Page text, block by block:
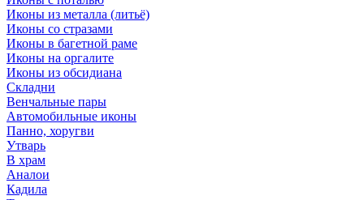
Иконы из металла (литьё)
Иконы со стразами
Иконы в багетной раме
Иконы на оргалите
Иконы из обсидиана
Складни
Венчальные пары
Автомобильные иконы
Панно, хоругви
Утварь
В храм
Аналои
Кадила